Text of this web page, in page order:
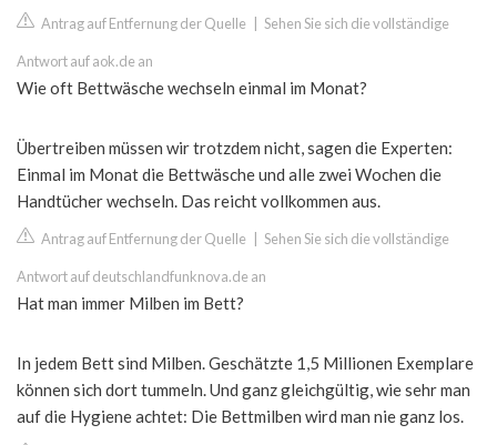
Antrag auf Entfernung der Quelle Sehen Sie sich die vollständige
Antwort auf aok.de an
Wie oft Bettwäsche wechseln einmal im Monat?
Übertreiben müssen wir trotzdem nicht, sagen die Experten:
Einmal im Monat die Bettwäsche und alle zwei Wochen die
Handtücher wechseln. Das reicht vollkommen aus.
Antrag auf Entfernung der Quelle Sehen Sie sich die vollständige
Antwort auf deutschlandfunknova.de an
Hat man immer Milben im Bett?
In jedem Bett sind Milben. Geschätzte 1,5 Millionen Exemplare
können sich dort tummeln. Und ganz gleichgültig, wie sehr man
auf die Hygiene achtet: Die Bettmilben wird man nie ganz los.